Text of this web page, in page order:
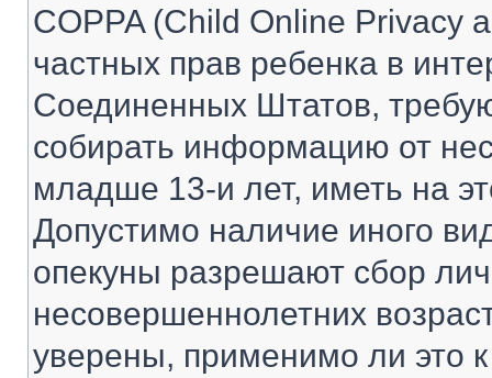
COPPA (Child Online Privacy
частных прав ребенка в
Соединенных Штатов,
собирать информацию от
младше 13-и лет, иметь на
Допустимо наличие иного
опекуны разрешают сбор
несовершеннолетних
уверены, применимо ли это